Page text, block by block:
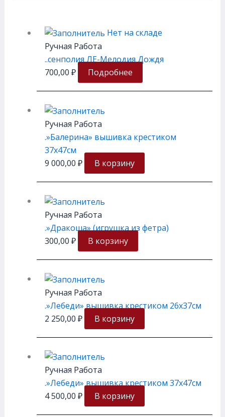
Нет на складе
Ручная Работа
..сенполия ЛЕ-Мелодия Дождя
700,00 ₽ Подробнее
Ручная Работа
.»Балерина» вышивка крестиком
37х47см
9 000,00 ₽ В корзину
Ручная Работа
.»Дракоша» (игрушка из фетра)
300,00 ₽ В корзину
Ручная Работа
.»Лебеди» вышивка крестиком 26х37см
2 250,00 ₽ В корзину
Ручная Работа
.»Лебеди» вышивка крестиком 37х47см
4 500,00 ₽ В корзину